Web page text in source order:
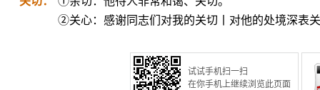
②关心：感谢同志们对我的关切丨对他的处境深表
试试手机扫一扫
在你手机上继续浏览此页面